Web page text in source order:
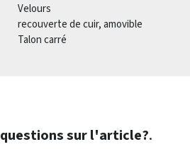
Velours
recouverte de cuir, amovible
Talon carré
questions sur l'article?.